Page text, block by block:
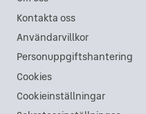
Kontakta oss
Användarvillkor
Personuppgiftshantering
Cookies
Cookieinställningar